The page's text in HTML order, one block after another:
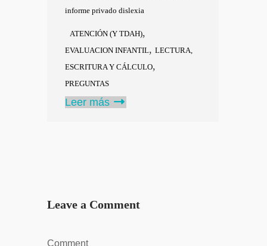
informe privado dislexia
ATENCIÓN (Y TDAH),
EVALUACION INFANTIL, LECTURA,
ESCRITURA Y CÁLCULO,
PREGUNTAS
Leer más
Leave a Comment